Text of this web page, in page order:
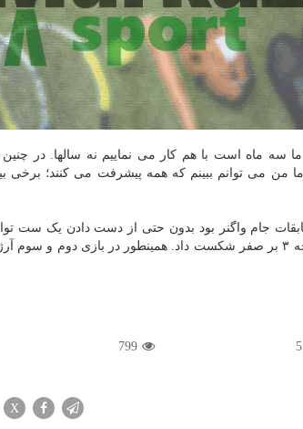
ما سه ماه است با هم کار می نماییم نه سالها. در
من می توانم ببینم که همه پیشرفت می کنند؛ برخی
جام واگنر بود بدون حتی از دست دادن یک ست
عملکرد خوبی را از خود به نمایش بگذارد. لهستان در بازی اول خود ایران را با نتیجه ۳ بر صفر شکست داد. همینطور در بازی دوم و
5
799
X